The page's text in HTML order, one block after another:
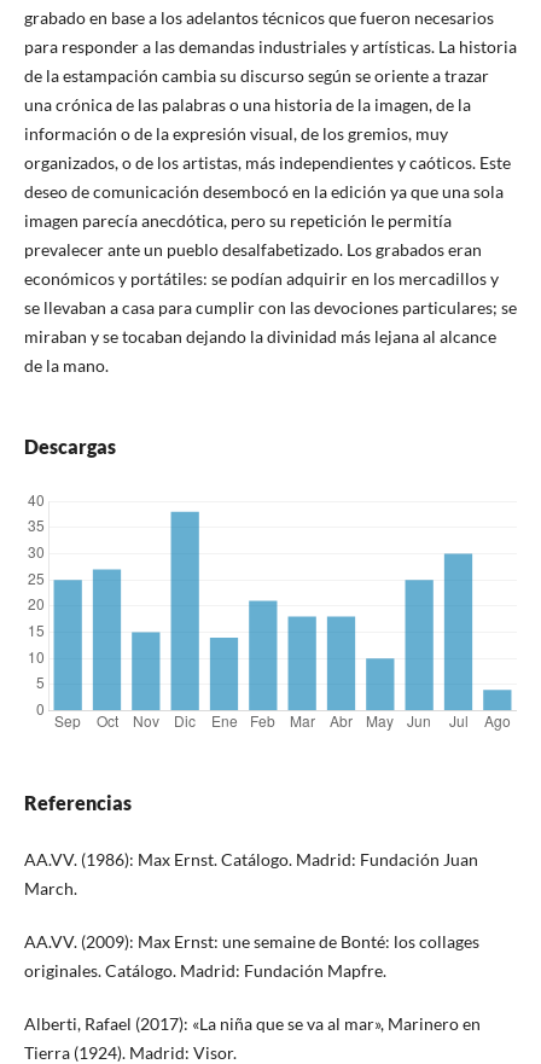
grabado en base a los adelantos técnicos que fueron necesarios
para responder a las demandas industriales y artísticas. La historia
de la estampación cambia su discurso según se oriente a trazar
una crónica de las palabras o una historia de la imagen, de la
información o de la expresión visual, de los gremios, muy
organizados, o de los artistas, más independientes y caóticos. Este
deseo de comunicación desembocó en la edición ya que una sola
imagen parecía anecdótica, pero su repetición le permitía
prevalecer ante un pueblo desalfabetizado. Los grabados eran
económicos y portátiles: se podían adquirir en los mercadillos y
se llevaban a casa para cumplir con las devociones particulares; se
miraban y se tocaban dejando la divinidad más lejana al alcance
de la mano.
Descargas
Referencias
AA.VV. (1986): Max Ernst. Catálogo. Madrid: Fundación Juan
March.
AA.VV. (2009): Max Ernst: une semaine de Bonté: los collages
originales. Catálogo. Madrid: Fundación Mapfre.
Alberti, Rafael (2017): «La niña que se va al mar», Marinero en
Tierra (1924). Madrid: Visor.